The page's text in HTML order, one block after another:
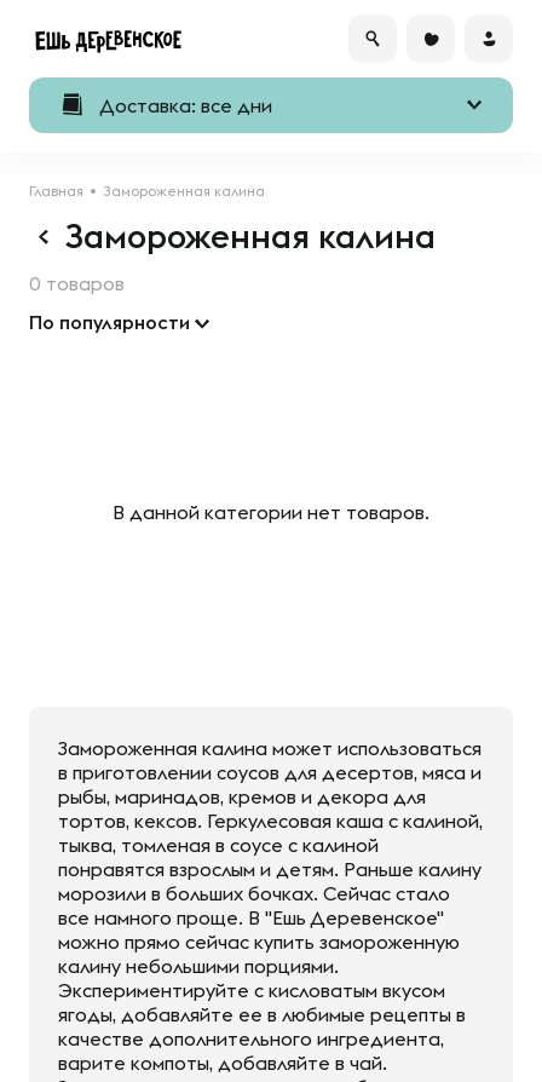
Доставка: все дни
Главная Замороженная калина
Замороженная калина
0 товаров
По популярности
В данной категории нет товаров.
Замороженная калина может использоваться
в приготовлении соусов для десертов, мяса и
рыбы, маринадов, кремов и декора для
тортов, кексов. Геркулесовая каша с калиной,
тыква, томленая в соусе с калиной
понравятся взрослым и детям. Раньше калину
морозили в больших бочках. Сейчас стало
все намного проще. В "Ешь Деревенское"
можно прямо сейчас купить замороженную
калину небольшими порциями.
Экспериментируйте с кисловатым вкусом
ягоды, добавляйте ее в любимые рецепты в
качестве дополнительного ингредиента,
варите компоты, добавляйте в чай.